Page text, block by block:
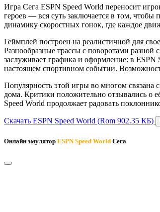
Игра Сега ESPN Speed World переносит
героев — вся суть заключается в том, чтобы
динамику скоростных гонок, где каждое
Геймплей построен на реалистичной для
Разнообразные трассы с поворотами разной
заслуживает графика и оформление: в ESPN
настоящем спортивном событии.
Популярность этой игры во многом связана
дома. Критики положительно отзывались о
Speed World продолжает радовать
Скачать ESPN Speed World (Rom 902.35 КБ)
Онлайн эмулятор ESPN Speed World Сега